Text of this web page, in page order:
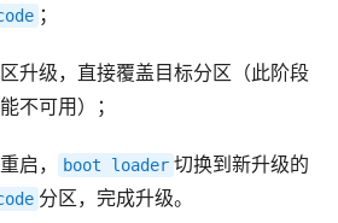
；
升级，直接覆盖目标分区（此阶段
不可用）；
启， boot loader 切换到新升级的
分区，完成升级。